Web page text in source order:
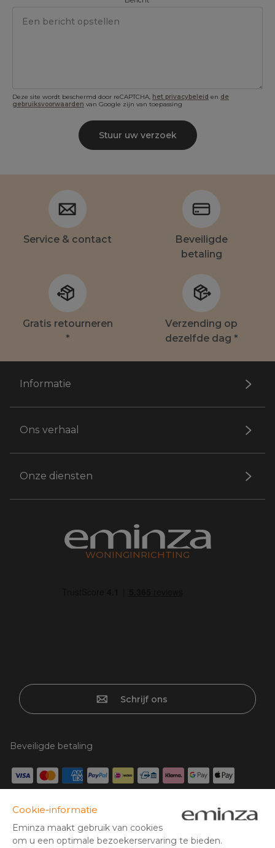
Deze site wordt beschermd door reCAPTCHA, het privacybeleid en de
gebruiksvoorwaarden van Google zijn van toepassing
Stuur uw verzoek
Service & contact
Beveiligde
betaling
Gratis retourneren
*
Verzending op
dezelfde dag *
Informatie
Ons verhaal
Onze diensten
WONINGINRICHTING
Schrijf ons
Beveiligde betaling
Creditcard, PayPal, iDeal | Wero, bancontact, overschrijving,
Google/Apple Pay